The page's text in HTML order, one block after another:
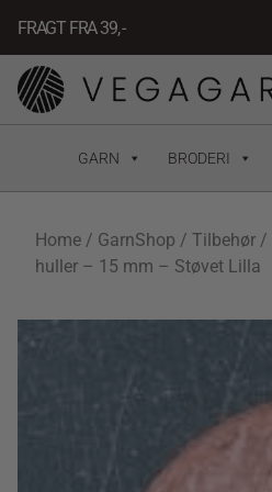
indholdet
FRAGT FRA 39, -
GARN BRODERI
Home / GarnShop / Tilbehør /
huller – 15 mm – Støvet Lilla